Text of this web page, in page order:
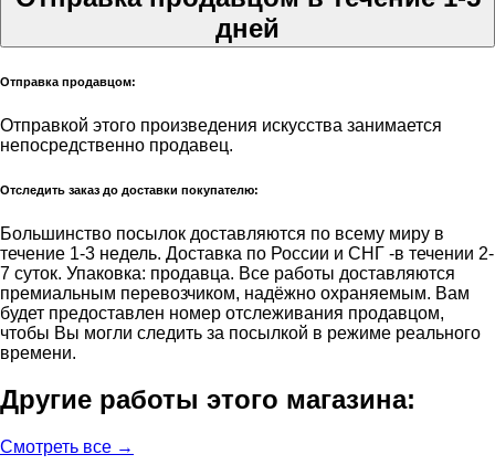
дней
Отправка продавцом:
Отправкой этого произведения искусства занимается
непосредственно продавец.
Отследить заказ до доставки покупателю:
Большинство посылок доставляются по всему миру в
течение 1-3 недель. Доставка по России и СНГ -в течении 2-
7 суток. Упаковка: продавца. Все работы доставляются
премиальным перевозчиком, надёжно охраняемым. Вам
будет предоставлен номер отслеживания продавцом,
чтобы Вы могли следить за посылкой в режиме реального
времени.
Другие работы этого магазина:
Смотреть все →